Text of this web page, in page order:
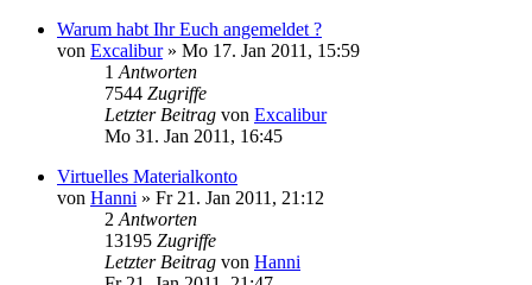
Warum habt Ihr Euch angemeldet ?
von Excalibur» Mo 17. Jan 2011, 15:59
1 Antworten
7544 Zugriffe
Letzter Beitrag von Excalibur
Mo 31. Jan 2011, 16:45
Virtuelles Materialkonto
von Hanni » Fr 21. Jan 2011, 21:12
2 Antworten
13195 Zugriffe
Letzter Beitrag von Hanni